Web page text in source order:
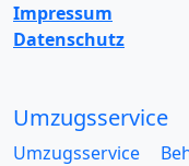
Impressum
Datenschutz
Umzugsservice
Umzugsservice